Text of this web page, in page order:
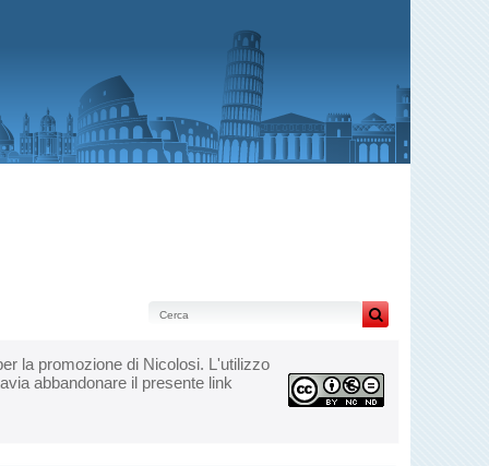
la promozione di Nicolosi. L'utilizzo
abbandonare il presente link